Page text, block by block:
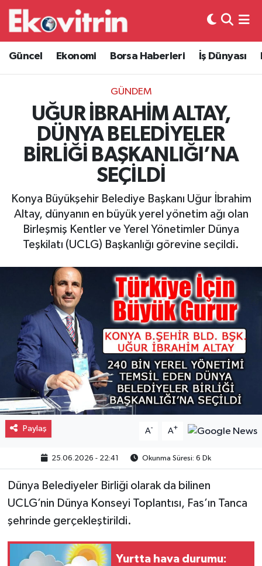
Güncel Ekonomi Borsa Haberleri İş Dünyası
GÜNDEM
UĞUR İBRAHİM ALTAY,
DÜNYA BELEDİYELER
BİRLİĞİ BAŞKANLIĞI’NA
SEÇİLDİ
Konya Büyükşehir Belediye Başkanı Uğur İbrahim
Altay, dünyanın en büyük yerel yönetim ağı olan
Birleşmiş Kentler ve Yerel Yönetimler Dünya
Teşkilatı (UCLG) Başkanlığı görevine seçildi.
Paylaş A- A+
25.06.2026 - 22:41 Okunma Süresi: 6 Dk
Dünya Belediyeler Birliği olarak da bilinen
UCLG’nin Dünya Konseyi Toplantısı, Fas’ın Tanca
şehrinde gerçekleştirildi.
Yurtta hava durumu:
Güncel
Ekonomi
Borsa Haberleri
İş Dünyası
Lojistik
Otovitrin
Asayiş
Gayrimenkul
Spor
Eğitim
Hava Durumu
Trafik Durumu
Süper Lig Puan Durumu ve Fikstür
Tüm Manşetler
Son Dakika Haberleri
Haber Arşivi